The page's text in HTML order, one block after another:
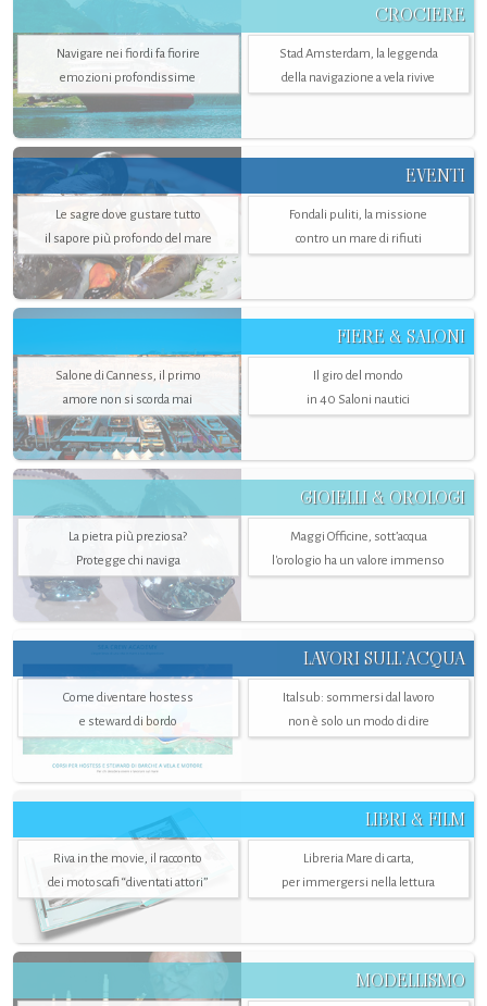
CROCIERE
Navigare nei fiordi fa fiorire
emozioni profondissime
Stad Amsterdam, la leggenda
della navigazione a vela rivive
EVENTI
Le sagre dove gustare tutto
il sapore più profondo del mare
Fondali puliti, la missione
contro un mare di rifiuti
FIERE & SALONI
Salone di Canness, il primo
amore non si scorda mai
Il giro del mondo
in 40 Saloni nautici
GIOIELLI & OROLOGI
La pietra più preziosa?
Protegge chi naviga
Maggi Officine, sott’acqua
l'orologio ha un valore immenso
LAVORI SULL’ACQUA
Come diventare hostess
e steward di bordo
Italsub: sommersi dal lavoro
non è solo un modo di dire
LIBRI & FILM
Riva in the movie, il racconto
dei motoscafi “diventati attori”
Libreria Mare di carta,
per immergersi nella lettura
MODELLISMO